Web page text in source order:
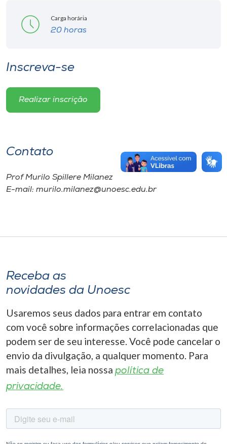
Carga horária
20 horas
Inscreva-se
Realizar inscrição
Contato
Prof Murilo Spillere Milanez
E-mail: murilo.milanez@unoesc.edu.br
Receba as
novidades da Unoesc
Usaremos seus dados para entrar em contato
com você sobre informações correlacionadas que
podem ser de seu interesse. Você pode cancelar o
envio da divulgação, a qualquer momento. Para
mais detalhes, leia nossa política de
privacidade.